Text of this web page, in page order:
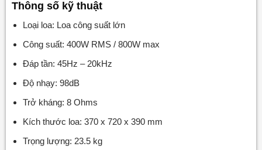
Thông số kỹ thuật
Loại loa: Loa công suất lớn
Công suất: 400W RMS / 800W max
Đáp tần: 45Hz – 20kHz
Độ nhạy: 98dB
Trở kháng: 8 Ohms
Kích thước loa: 370 x 720 x 390 mm
Trọng lượng: 23.5 kg